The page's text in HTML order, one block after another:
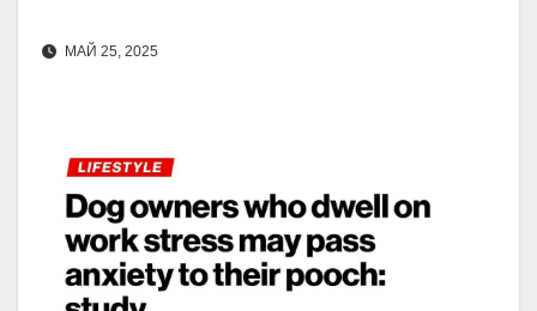
МАЙ 25, 2025